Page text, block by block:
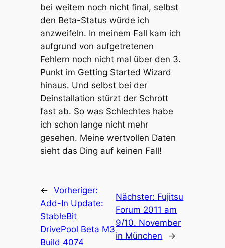
bei weitem noch nicht final, selbst
den Beta-Status würde ich
anzweifeln. In meinem Fall kam ich
aufgrund von aufgetretenen
Fehlern noch nicht mal über den 3.
Punkt im Getting Started Wizard
hinaus. Und selbst bei der
Deinstallation stürzt der Schrott
fast ab. So was Schlechtes habe
ich schon lange nicht mehr
gesehen. Meine wertvollen Daten
sieht das Ding auf keinen Fall!
← Vorheriger:
Add-In Update:
StableBit
DrivePool Beta M3
Build 4074
Nächster: Fujitsu
Forum 2011 am
9/10. November
in München
→